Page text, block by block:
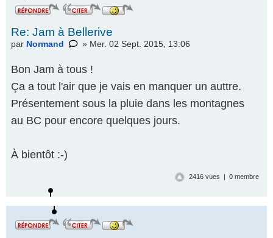
Re: Jam à Bellerive
par Normand » Mer. 02 Sept. 2015, 13:06
Bon Jam à tous !
Ça a tout l'air que je vais en manquer un auttre.
Présentement sous la pluie dans les montagnes
au BC pour encore quelques jours.
À bientôt :-)
2416 vues | 0 membre